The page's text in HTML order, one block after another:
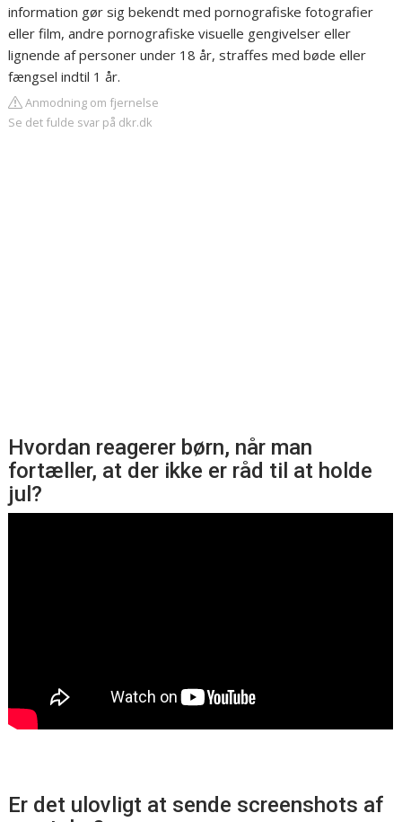
information gør sig bekendt med pornografiske fotografier
eller film, andre pornografiske visuelle gengivelser eller
lignende af personer under 18 år, straffes med bøde eller
fængsel indtil 1 år.
Anmodning om fjernelse
Se det fulde svar på dkr.dk
Hvordan reagerer børn, når man
fortæller, at der ikke er råd til at holde
jul?
Er det ulovligt at sende screenshots af